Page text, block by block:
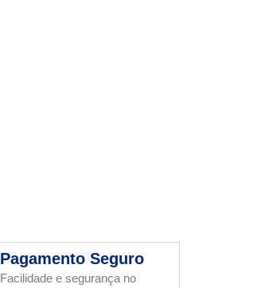
Pagamento Seguro
Facilidade e segurança no